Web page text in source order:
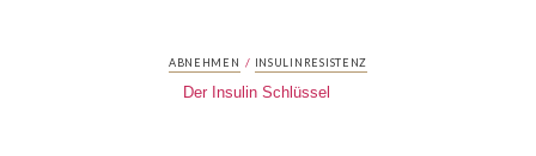
ABNEHMEN / INSULINRESISTENZ
Der Insulin Schlüssel